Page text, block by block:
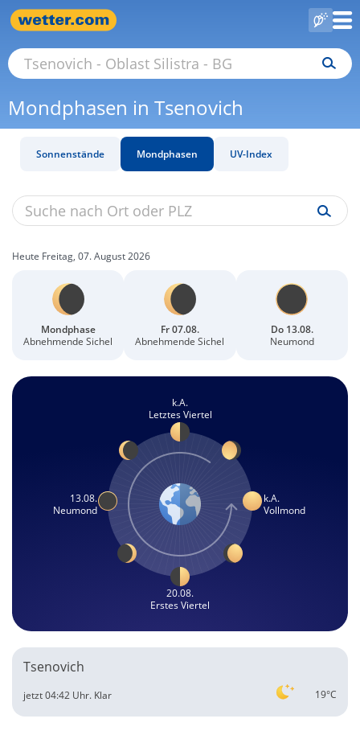
Mondphasen in Tsenovich
Sonnenstände Mondphasen UV-Index
Heute Freitag, 07. August 2026
Mondphase
Abnehmende Sichel
Fr 07.08.
Abnehmende Sichel
Do 13.08.
Neumond
k.A.
Letztes Viertel
13.08.
Neumond
k.A.
Vollmond
20.08.
Erstes Viertel
Tsenovich
19°C
jetzt 04:42 Uhr. Klar